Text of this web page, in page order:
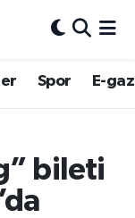
Spor E-
bileti